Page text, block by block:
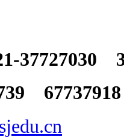
37727030
67737918